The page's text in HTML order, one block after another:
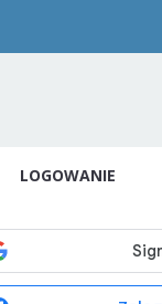
LOGOWANIE